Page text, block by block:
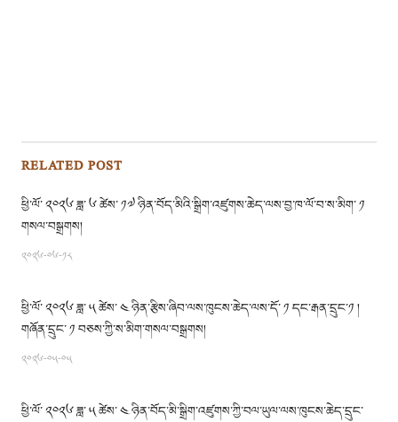
RELATED POST
ཕྱི་ལོ་ ༢༠༢༦ ཟླ་ ༦ ཚེས་ ༡༧ ཉིན་བོད་མིའི་སྒྲིག་འཛུགས་ཆེད་ལས་བྱ་ཁ་ལོ་བ་ས་མིག་ ༡
གསལ་བསྒྲགས།
༢༠༢༦-༠༦-༡༨
ཕྱི་ལོ་ ༢༠༢༦ ཟླ་ ༥ ཚེས་ ༤ ཉིན་རྩིས་ཞིབ་ལས་ཁུངས་ཆེད་ལས་དོ་ ༡ དང་རྒན་དྲུང་༡ །
གཞོན་དྲུང་ ༡ བཅས་ཀྱི་ས་མིག་གསལ་བསྒྲགས།
༢༠༢༦-༠༥-༠༥
ཕྱི་ལོ་ ༢༠༢༦ ཟླ་ ༥ ཚེས་ ༤ ཉིན་བོད་མི་སྒྲིག་འཛུགས་ཀྱི་བལ་ཡུལ་ལས་ཁུངས་ཆེད་དྲུང་